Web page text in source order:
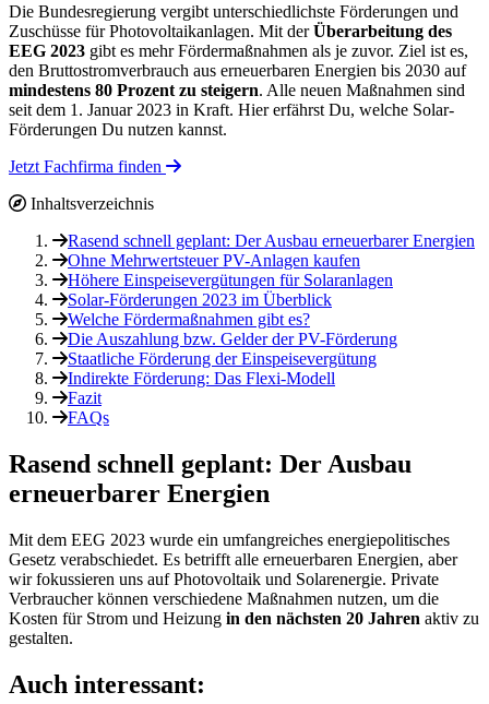
Die Bundesregierung vergibt unterschiedlichste Förderungen und
Zuschüsse für Photovoltaikanlagen. Mit derÜberarbeitung des
EEG 2023 gibt es mehr Fördermaßnahmen als je zuvor. Ziel ist es,
den Bruttostromverbrauch aus erneuerbaren Energien bis 2030 auf
mindestens 80 Prozent zu steigern. Alle neuen Maßnahmen sind
seit dem 1. Januar 2023 in Kraft. Hier erfährst Du, welche Solar-
Förderungen Du nutzen kannst.
Jetzt Fachfirma finden
Inhaltsverzeichnis
Rasend schnell geplant: Der Ausbau erneuerbarer Energien
Ohne Mehrwertsteuer PV-Anlagen kaufen
Höhere Einspeisevergütungen für Solaranlagen
Solar-Förderungen 2023 im Überblick
Welche Fördermaßnahmen gibt es?
Die Auszahlung bzw. Gelder der PV-Förderung
Staatliche Förderung der Einspeisevergütung
Indirekte Förderung: Das Flexi-Modell
Fazit
FAQs
Rasend schnell geplant: Der Ausbau
erneuerbarer Energien
Mit dem EEG 2023 wurde ein umfangreiches energiepolitisches
Gesetz verabschiedet. Es betrifft alle erneuerbaren Energien, aber
wir fokussieren uns auf Photovoltaik und Solarenergie. Private
Verbraucher können verschiedene Maßnahmen nutzen, um die
Kosten für Strom und Heizung in den nächsten 20 Jahren aktiv zu
gestalten.
Auch interessant: